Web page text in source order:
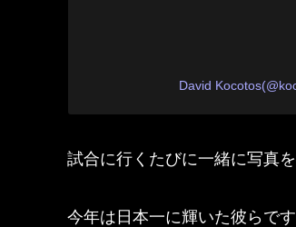
David
試合に行くたびに一緒に写真
今年は日本一に輝いた彼らで